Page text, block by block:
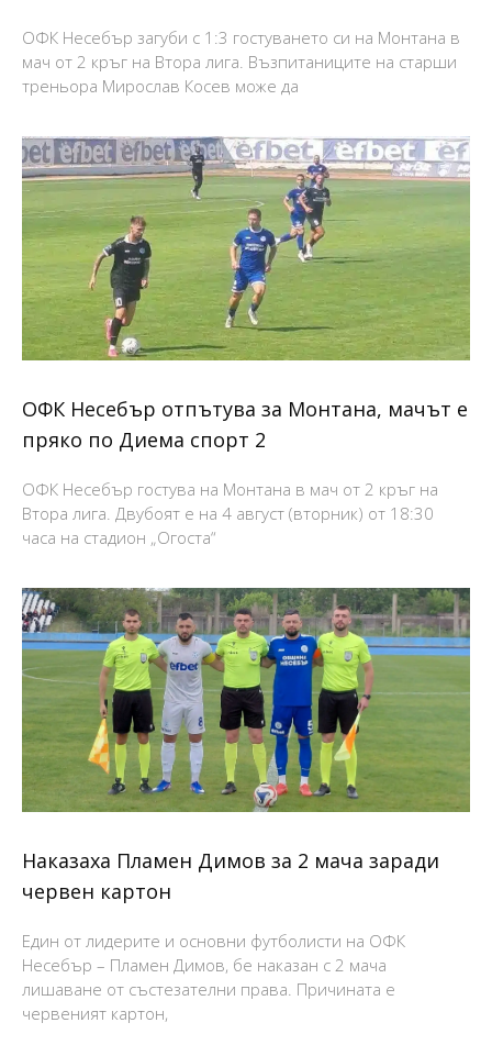
ОФК Несебър загуби с 1:3 гостуването си на Монтана в
мач от 2 кръг на Втора лига. Възпитаниците на старши
треньора Мирослав Косев може да
ОФК Несебър отпътува за Монтана, мачът е
пряко по Диема спорт 2
ОФК Несебър гостува на Монтана в мач от 2 кръг на
Втора лига. Двубоят е на 4 август (вторник) от 18:30
часа на стадион „Огоста“
Наказаха Пламен Димов за 2 мача заради
червен картон
Един от лидерите и основни футболисти на ОФК
Несебър – Пламен Димов, бе наказан с 2 мача
лишаване от състезателни права. Причината е
червеният картон,